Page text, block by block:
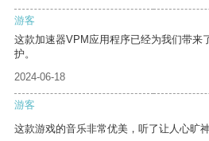
游客
这款加速器VPM应用程序已经为我们带来
护。
2024-06-18
游客
这款游戏的音乐非常优美，听了让人心旷神